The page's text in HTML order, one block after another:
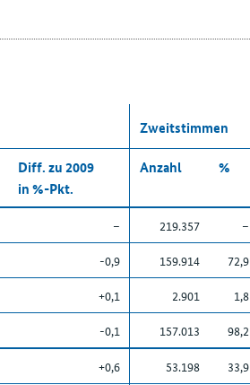
Zweitstimmen
Diff. zu 2009
in %-Pkt.
Anzahl %
– 219.357 –
-0,9 159.914 72,9
+0,1 2.901 1,8
-0,1 157.013 98,2
+0,6 53.198 33,9